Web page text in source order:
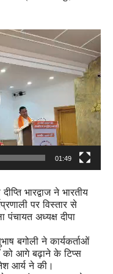
01:49
भारद्वाज ने भारतीय
पर विस्तार से
अध्यक्ष दीपा
बगोली ने कार्यकर्ताओं
को आगे बढ़ाने के टिप्स
आर्य ने की।